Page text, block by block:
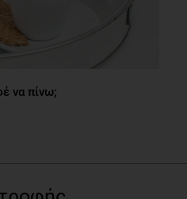
να πίνω;